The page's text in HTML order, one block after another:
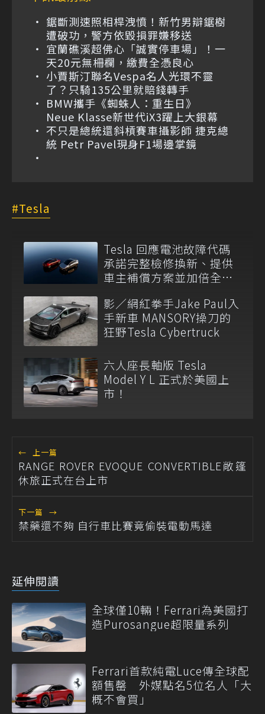
鋸斷測速照相桿洩憤！新竹男辯鋸樹
遭破功，警方依毀損罪嫌移送
宜蘭礁溪超佛心「誠實停車場」！一
天20元無柵欄，繳費全憑良心
小賈斯汀聯名Vespa名人光環不靈
了？只騎135公里就賠錢轉手
BMW攜手《蜘蛛人：重生日》
Neue Klasse新世代iX3躍上大銀幕
不只是總統還斜槓賽車攝影師 捷克總
統 Petr Pavel現身F1場邊掌鏡
Tesla
Tesla 回應電池故障代碼
承諾完整檢修換新、提供
車主補償方案並加倍全台
影／網紅拳手Jake Paul入
手新車 MANSORY操刀的
狂野Tesla Cybertruck
六人座長軸版 Tesla
Model Y L 正式於美國上
市！
← 上一篇
RANGE ROVER EVOQUE CONVERTIBLE敞篷
休旅正式在台上市
下一篇 →
禁藥還不夠 自行車比賽竟偷裝電動馬達
延伸閱讀
全球僅10輛！Ferrari為美國打
造Purosangue超限量系列
Ferrari首款純電Luce傳全球配
額售罄 外媒點名5位名人「大
概不會買」